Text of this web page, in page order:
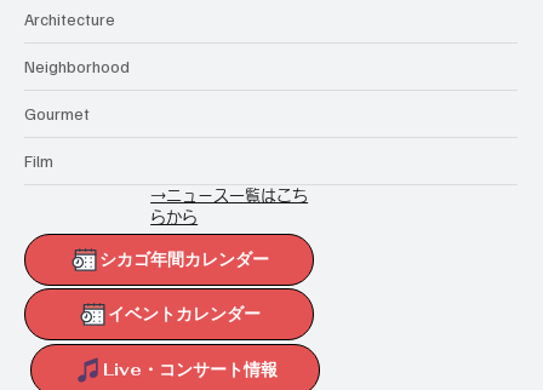
Architecture
Neighborhood
Gourmet
Film
→ニュース一覧はこち
らから
シカゴ年間カレンダー
イベントカレンダー
Live・コンサート情報